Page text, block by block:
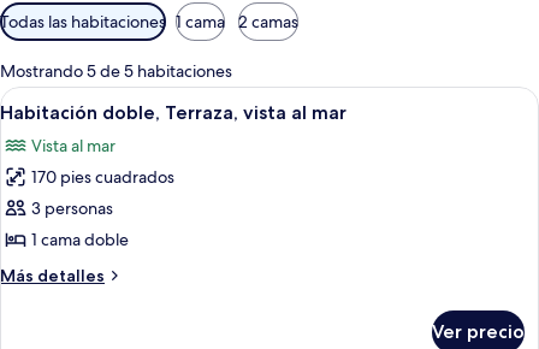
Filtros
disponibles
para
las
habitaciones
Todas las habitaciones 1 cama 2 camas
Mostrando 5 de 5 habitaciones
Abrir
todas
las
fotos
de
Habitación
doble,
Terraza,
Cortinas blackout, cunas gratuitas,
3
Habitación doble, Terraza, vista al mar
Vista al mar
170 pies cuadrados
3 personas
1 cama doble
Más detalles
Más
Ver precio